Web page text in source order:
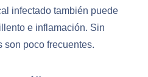
infectado también puede
e inflamación. Sin
son poco frecuentes.